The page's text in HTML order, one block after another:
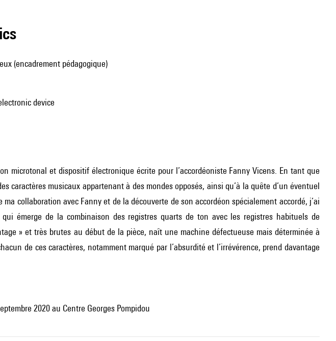
(encadrement pédagogique)
device
microtonal et dispositif électronique écrite pour l’accordéoniste Fanny Vicens. En tant que
caractères musicaux appartenant à des mondes opposés, ainsi qu’à la quête d’un éventuel
collaboration avec Fanny et de la découverte de son accordéon spécialement accordé, j’ai
émerge de la combinaison des registres quarts de ton avec les registres habituels de
» et très brutes au début de la pièce, naît une machine défectueuse mais déterminée à
de ces caractères, notamment marqué par l’absurdité et l’irrévérence, prend davantage
2020 au Centre Georges Pompidou